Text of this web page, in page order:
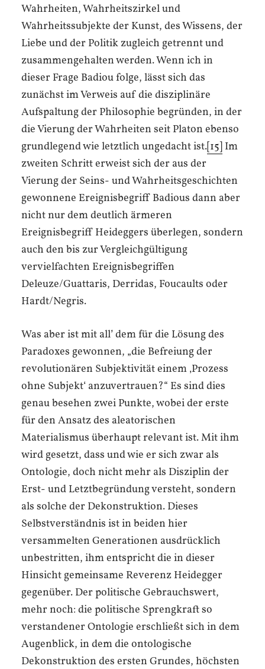
Wahrheiten, Wahrheitszirkel und
Wahrheitssubjekte der Kunst, des Wissens, der
Liebe und der Politik zugleich getrennt und
zusammengehalten werden. Wenn ich in
dieser Frage Badiou folge, lässt sich das
zunächst im Verweis auf die disziplinäre
Aufspaltung der Philosophie begründen, in der
die Vierung der Wahrheiten seit Platon ebenso
grundlegend wie letztlich ungedacht ist.[15] Im
zweiten Schritt erweist sich der aus der
Vierung der Seins- und Wahrheitsgeschichten
gewonnene Ereignisbegriff Badious dann aber
nicht nur dem deutlich ärmeren
Ereignisbegriff Heideggers überlegen, sondern
auch den bis zur Vergleichgültigung
vervielfachten Ereignisbegriffen
Deleuze/Guattaris, Derridas, Foucaults oder
Hardt/Negris.
Was aber ist mit all’ dem für die Lösung des
Paradoxes gewonnen, „die Befreiung der
revolutionären Subjektivität einem ‚Prozess
ohne Subjekt‘ anzuvertrauen?“ Es sind dies
genau besehen zwei Punkte, wobei der erste
für den Ansatz des aleatorischen
Materialismus überhaupt relevant ist. Mit ihm
wird gesetzt, dass und wie er sich zwar als
Ontologie, doch nicht mehr als Disziplin der
Erst- und Letztbegründung versteht, sondern
als solche der Dekonstruktion. Dieses
Selbstverständnis ist in beiden hier
versammelten Generationen ausdrücklich
unbestritten, ihm entspricht die in dieser
Hinsicht gemeinsame Reverenz Heidegger
gegenüber. Der politische Gebrauchswert,
mehr noch: die politische Sprengkraft so
verstandener Ontologie erschließt sich in dem
Augenblick, in dem die ontologische
Dekonstruktion des ersten Grundes, höchsten